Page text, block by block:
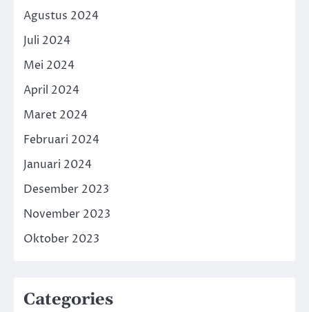
Agustus 2024
Juli 2024
Mei 2024
April 2024
Maret 2024
Februari 2024
Januari 2024
Desember 2023
November 2023
Oktober 2023
Categories